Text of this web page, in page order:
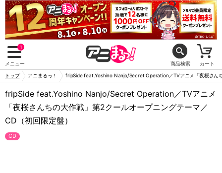
1
メニュー 商品検索 カート
トップ アニまるっ！ fripSide feat.Yoshino Nanjo/Secret Operation／TVアニメ「夜桜さん
fripSide feat.Yoshino Nanjo/Secret Operation／TVアニメ
「夜桜さんちの大作戦」第2クールオープニングテーマ／
CD（初回限定盤）
CD